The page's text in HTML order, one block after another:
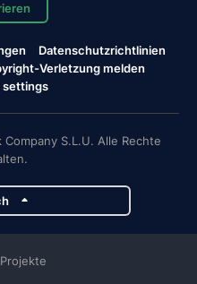
Datenschutzrichtlinien
Verletzung melden
settings
S.L.U. Alle Rechte